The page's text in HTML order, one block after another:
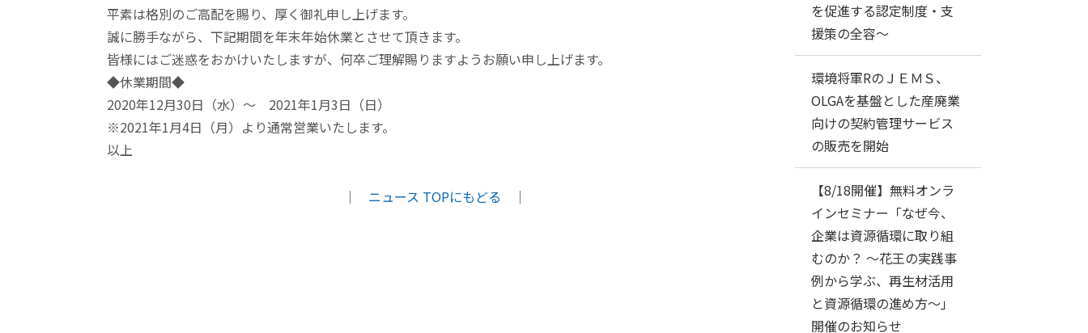
平素は格別のご高配を賜り、厚く御礼申し上げます。
誠に勝手ながら、下記期間を年末年始休業とさせて頂きます。
皆様にはご迷惑をおかけいたしますが、何卒ご理解賜りますようお願い申し上げます。
◆休業期間◆
2020年12月30日（水）～ 2021年1月3日（日）
※2021年1月4日（月）より通常営業いたします。
以上
｜ ニュース TOPにもどる ｜
を促進する認定制度・支
援策の全容～
環境将軍RのＪＥＭＳ、
OLGAを基盤とした産廃業
向けの契約管理サービス
の販売を開始
【8/18開催】無料オンラ
インセミナー「なぜ今、
企業は資源循環に取り組
むのか？ ～花王の実践事
例から学ぶ、再生材活用
と資源循環の進め方～」
開催のお知らせ